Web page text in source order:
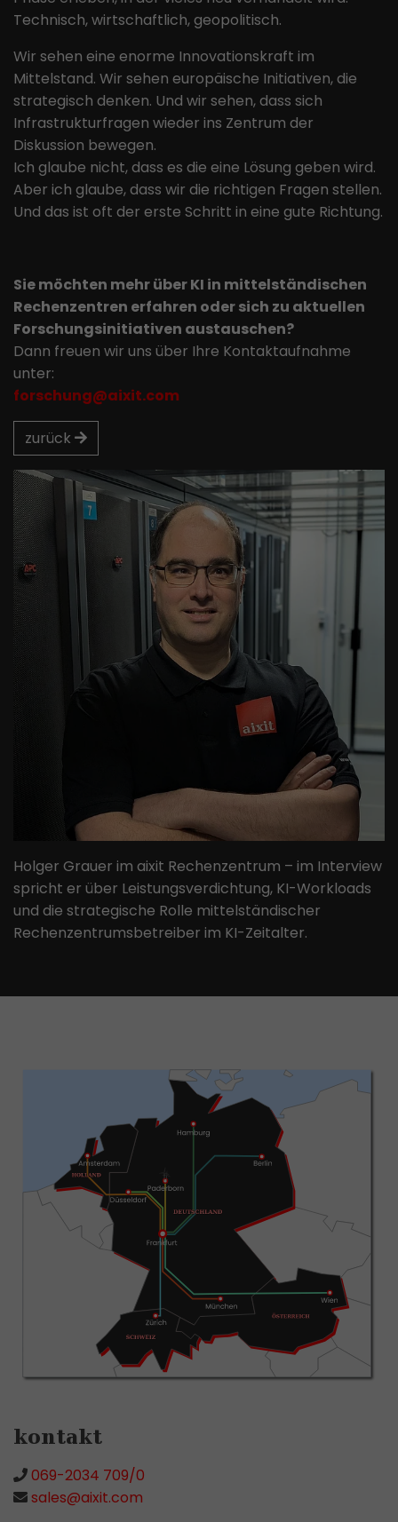
Technisch, wirtschaftlich, geopolitisch.
Wir sehen eine enorme Innovationskraft im
Mittelstand. Wir sehen europäische Initiativen, die
strategisch denken. Und wir sehen, dass sich
Infrastrukturfragen wieder ins Zentrum der
Diskussion bewegen.
Ich glaube nicht, dass es die eine Lösung geben wird.
Aber ich glaube, dass wir die richtigen Fragen stellen.
Und das ist oft der erste Schritt in eine gute Richtung.
Sie möchten mehr über KI in mittelständischen
Rechenzentren erfahren oder sich zu aktuellen
Forschungsinitiativen austauschen?
Dann freuen wir uns über Ihre Kontaktaufnahme
unter:
forschung@aixit.com
zurück
Holger Grauer im aixit Rechenzentrum – im Interview
spricht er über Leistungsverdichtung, KI-Workloads
und die strategische Rolle mittelständischer
Rechenzentrumsbetreiber im KI-Zeitalter.
kontakt
069-2034 709/0
sales@aixit.com